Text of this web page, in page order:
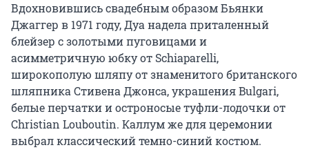
Вдохновившись свадебным образом Бьянки
Джаггер в 1971 году, Дуа надела приталенный
блейзер с золотыми пуговицами и
асимметричную юбку от Schiaparelli,
широкополую шляпу от знаменитого британского
шляпника Стивена Джонса, украшения Bulgari,
белые перчатки и остроносые туфли-лодочки от
Christian Louboutin. Каллум же для церемонии
выбрал классический темно-синий костюм.